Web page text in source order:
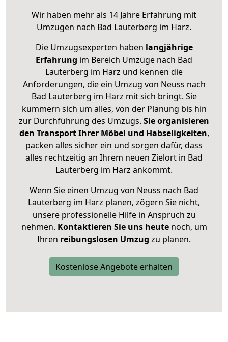
Wir haben mehr als 14 Jahre Erfahrung mit
Umzügen nach Bad Lauterberg im Harz.
Die Umzugsexperten haben langjährige
Erfahrung im Bereich Umzüge nach Bad
Lauterberg im Harz und kennen die
Anforderungen, die ein Umzug von Neuss nach
Bad Lauterberg im Harz mit sich bringt. Sie
kümmern sich um alles, von der Planung bis hin
zur Durchführung des Umzugs. Sie organisieren
den Transport Ihrer Möbel und Habseligkeiten,
packen alles sicher ein und sorgen dafür, dass
alles rechtzeitig an Ihrem neuen Zielort in Bad
Lauterberg im Harz ankommt.
Wenn Sie einen Umzug von Neuss nach Bad
Lauterberg im Harz planen, zögern Sie nicht,
unsere professionelle Hilfe in Anspruch zu
nehmen. Kontaktieren Sie uns heutenoch, um
Ihren reibungslosen Umzug zu planen.
Kostenlose Angebote erhalten